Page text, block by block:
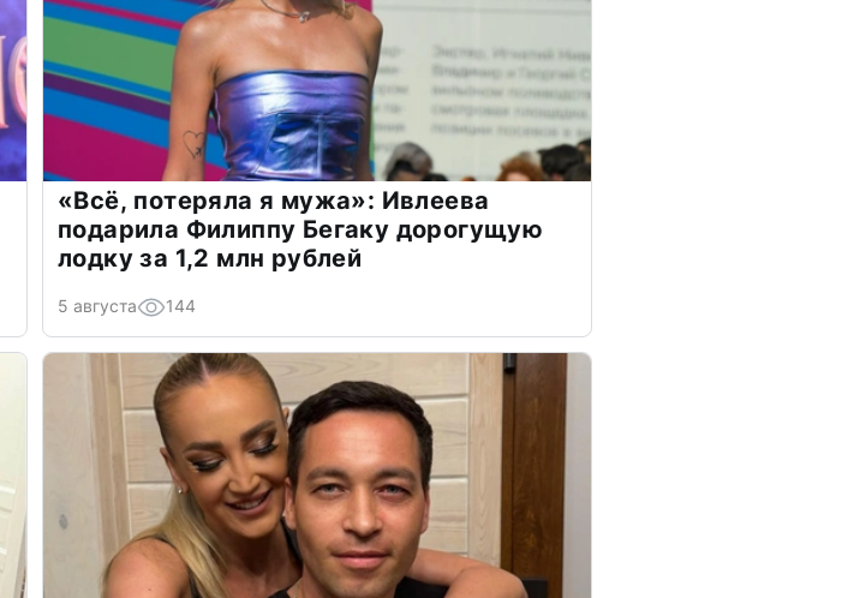
«Всё, потеряла я мужа»: Ивлеева
подарила Филиппу Бегаку дорогущую
лодку за 1,2 млн рублей
5 августа 144